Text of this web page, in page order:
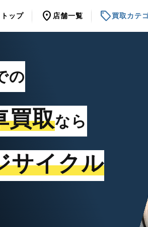
トップ location_on 店舗一覧 sell買取カテ
の
買取なら
サイクル